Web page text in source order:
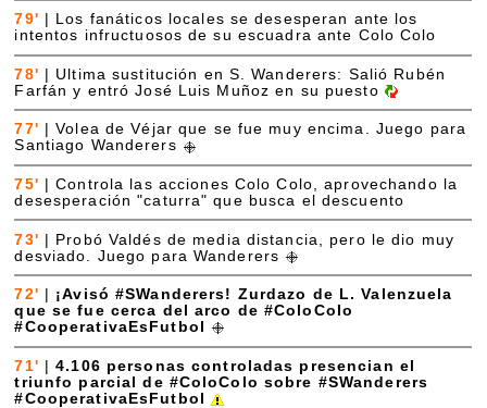
79'
Los fanáticos locales se desesperan ante los
intentos infructuosos de su escuadra ante Colo Colo
78'
Ultima sustitución en S. Wanderers: Salió Rubén
Farfán y entró José Luis Muñoz en su puesto
77' |Volea de Véjar que se fue muy encima. Juego para
Santiago Wanderers
75' |Controla las acciones Colo Colo, aprovechando la
desesperación "caturra" que busca el descuento
73' | Probó Valdés de media distancia, pero le dio muy
desviado. Juego para Wanderers
72'
¡Avisó #SWanderers! Zurdazo de L. Valenzuela
que se fue cerca del arco de #ColoColo
#CooperativaEsFutbol
71' |4.106 personas controladas presencian el
triunfo parcial de #ColoColo sobre #SWanderers
#CooperativaEsFutbol